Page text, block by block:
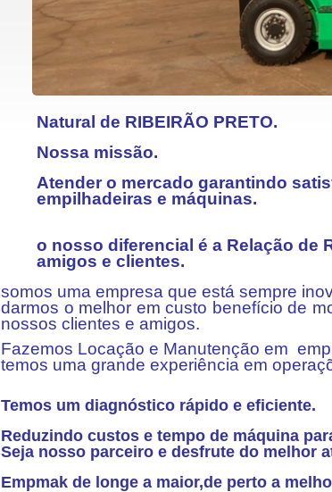
Natural de RIBEIRÃO PRETO.
Nossa missão.
Atender o mercado garantindo
empilhadeiras e máquinas.
o nosso diferencial é a Relação de
amigos e clientes.
somos uma empresa que está sempre
darmos o melhor em custo benefício de
nossos clientes e amigos.
Fazemos Locação e Manutenção em
temos uma grande experiência em
Temos um diagnóstico rápido e eficiente.
Reduzindo custos e tempo de máquina
Seja nosso parceiro e desfrute do melhor
Empmak de longe a maior,de perto a